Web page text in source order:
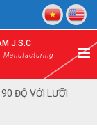
J.S.C
Manufacturing
ĐỘ VỚI LƯỠI